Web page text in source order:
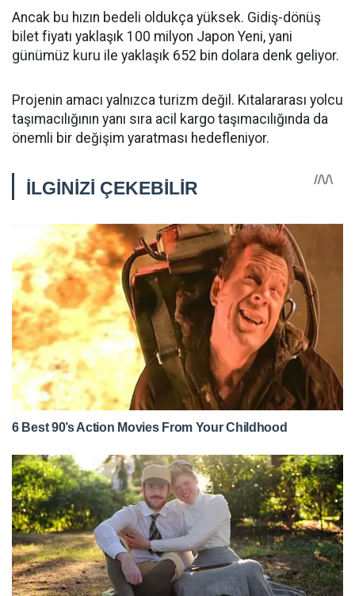
Ancak bu hızın bedeli oldukça yüksek. Gidiş-dönüş
bilet fiyatı yaklaşık 100 milyon Japon Yeni, yani
günümüz kuru ile yaklaşık 652 bin dolara denk geliyor.
Projenin amacı yalnızca turizm değil. Kıtalararası yolcu
taşımacılığının yanı sıra acil kargo taşımacılığında da
önemli bir değişim yaratması hedefleniyor.